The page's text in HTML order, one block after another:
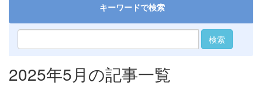
キーワードで検索
検索
2025年5月の記事一覧